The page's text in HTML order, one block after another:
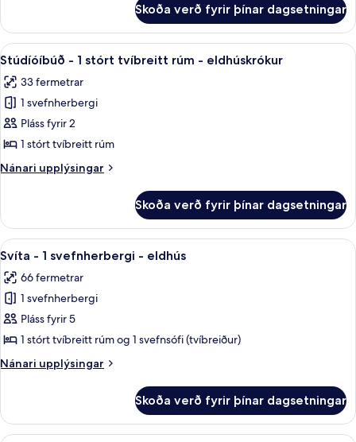
-
eldhús
svíta
3
eldhús
Skoða verð fyrir þínar dagsetningar
Skoða
allar
myndir
fyrir
Stúdíóíbúð
-
1
stórt
rúm
eldhúskrókur
Rúmföt af bestu gerð, dúnsængur,
9
Stúdíóíbúð - 1 stórt tvíbreitt rúm - eldhúskrókur
33 fermetrar
1 svefnherbergi
Pláss fyrir 2
1 stórt tvíbreitt rúm
Nánari upplýsingar
Nánari
-
stórt
rúm
Skoða verð fyrir þínar dagsetningar
Skoða
allar
myndir
fyrir
Svíta
-
1
svefnherbergi
eldhús
49-tommu LCD-sjónvarp með
10
Svíta - 1 svefnherbergi - eldhús
66 fermetrar
1 svefnherbergi
Pláss fyrir 5
1 stórt tvíbreitt rúm og 1 svefnsófi (tvíbreiður)
Nánari upplýsingar
Nánari
-
Skoða verð fyrir þínar dagsetningar